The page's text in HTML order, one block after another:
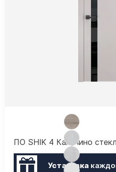
ПО SHIK 4 Капучино
Установка